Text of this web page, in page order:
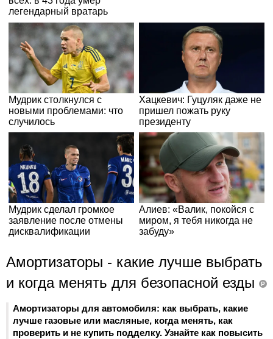
Амортизаторы - какие лучше выбрать
и когда менять для безопасной езды
P
Амортизаторы для автомобиля: как выбрать, какие
лучше газовые или масляные, когда менять, как
проверить и не купить подделку. Узнайте как повысить